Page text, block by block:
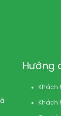
Hướng
Khách
Khách